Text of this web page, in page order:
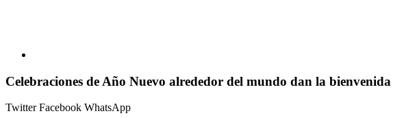
Celebraciones de Año Nuevo alrededor del mundo dan la bienvenida
TwitterFacebook WhatsApp